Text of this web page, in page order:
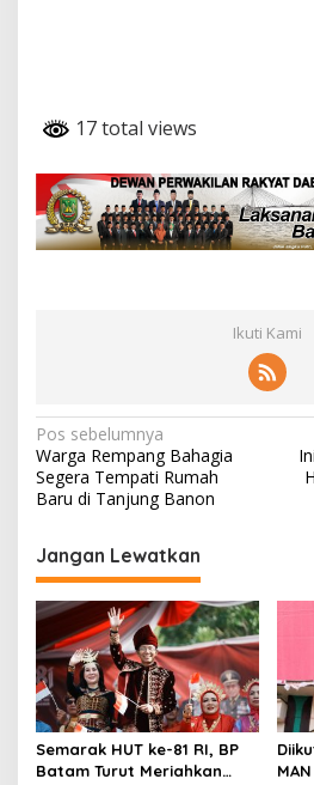
17 total views
Ikuti Kami
N
a
v
i
g
a
s
i
p
o
s
Pos sebelumnya
Warga Rempang Bahagia
Segera Tempati Rumah
Baru di Tanjung Banon
Jangan Lewatkan
Semarak HUT ke-81 RI, BP
Batam Turut Meriahkan